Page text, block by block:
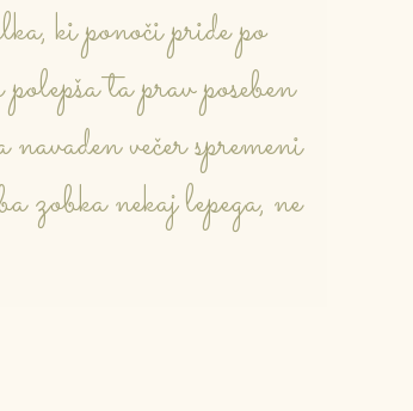
ki ponoči pride po
ta prav poseben
večer spremeni
zobka nekaj lepega, ne